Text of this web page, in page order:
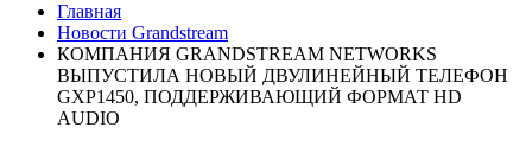
Главная
Новости Grandstream
КОМПАНИЯ GRANDSTREAM NETWORKS
ВЫПУСТИЛА НОВЫЙ ДВУЛИНЕЙНЫЙ ТЕЛЕФОН
GXP1450, ПОДДЕРЖИВАЮЩИЙ ФОРМАТ HD
AUDIO